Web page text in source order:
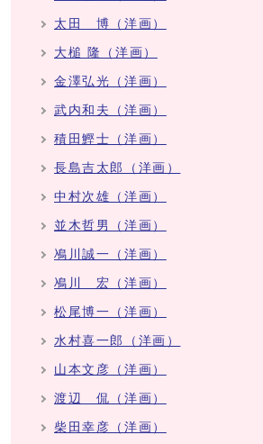
太田 博（洋画）
大槌 隆（洋画）
金澤弘光（洋画）
武内和夫（洋画）
積田鰹士（洋画）
長島吉太郎（洋画）
中村次雄（洋画）
並木哲男（洋画）
鳰川誠一（洋画）
鳰川 宏（洋画）
松尾博一（洋画）
水村喜一郎（洋画）
山本文彦（洋画）
渡辺 侃（洋画）
柴田幸彦（洋画）